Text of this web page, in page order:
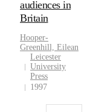
audiences in
Britain
Hooper-
Greenhill, Eilean
Leicester
University
Press
1997